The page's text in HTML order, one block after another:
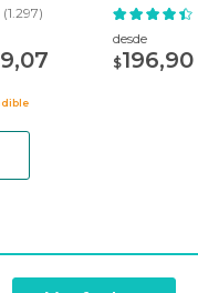
(1.297)
desde
$196,90